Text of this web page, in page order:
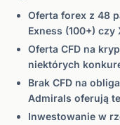
Oferta forex z 48
Exness (100+)
Oferta CFD na
niektórych
Brak CFD na
Admirals oferują
Inwestowanie w